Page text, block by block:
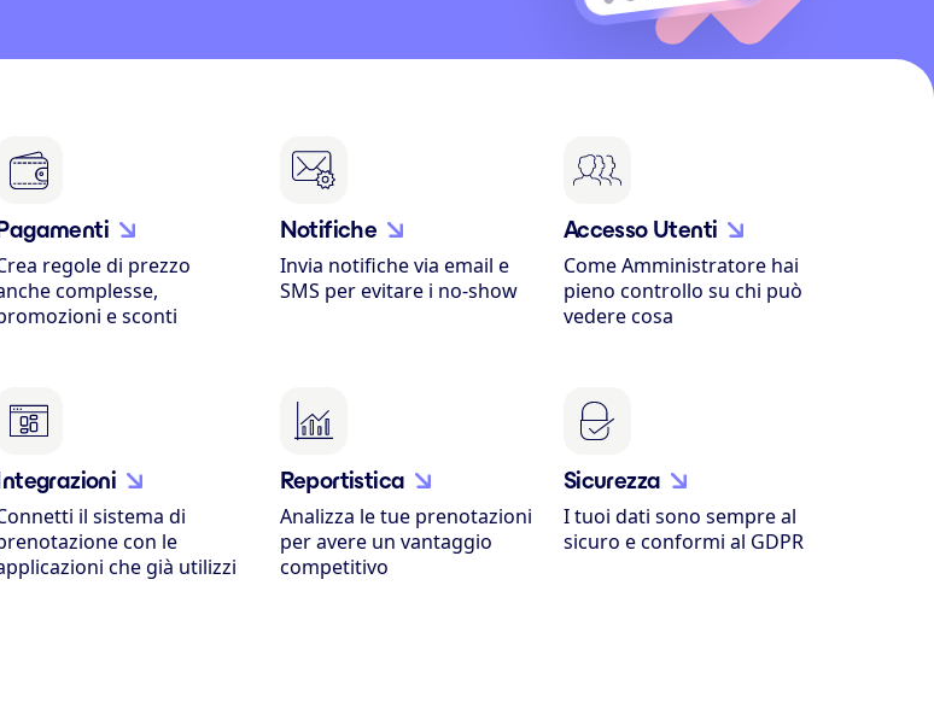
regole di prezzo
complesse,
e sconti
Notifiche
Invia notifiche via email e
SMS per evitare i no-show
Accesso Utenti
Come Amministratore hai
pieno controllo su chi può
vedere cosa
il sistema di
con le
che già utilizzi
Reportistica
Analizza le tue prenotazioni
per avere un vantaggio
competitivo
Sicurezza
I tuoi dati sono sempre al
sicuro e conformi al GDPR